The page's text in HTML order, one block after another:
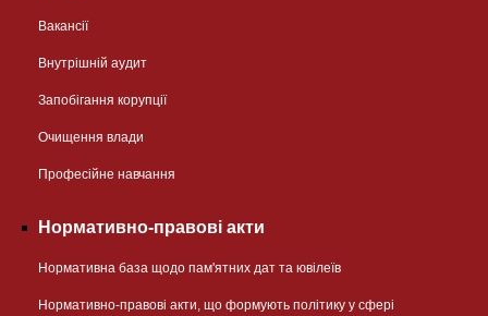
Вакансії
Внутрішній аудит
Запобігання корупції
Очищення влади
Професійне навчання
Нормативно-правові акти
Нормативна база щодо пам'ятних дат та ювілеїв
Нормативно-правові акти, що формують політику у сфері